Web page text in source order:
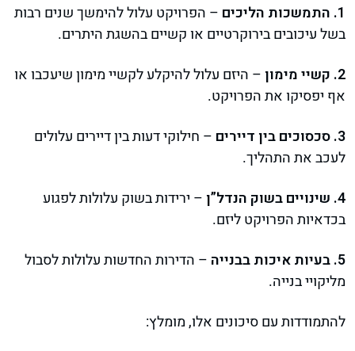
1. התמשכות הליכים
– הפרויקט עלול להימשך שנים רבות
בשל עיכובים בירוקרטיים או קשיים בהשגת היתרים.
2. קשיי מימון
– היזם עלול להיקלע לקשיי מימון שיעכבו או
אף יפסיקו את הפרויקט.
3. סכסוכים בין דיירים
– חילוקי דעות בין דיירים עלולים
לעכב את התהליך.
4. שינויים בשוק הנדל”ן
– ירידות בשוק עלולות לפגוע
בכדאיות הפרויקט ליזם.
5. בעיות איכות בבנייה
– הדירות החדשות עלולות לסבול
מליקויי בנייה.
להתמודדות עם סיכונים אלו, מומלץ: